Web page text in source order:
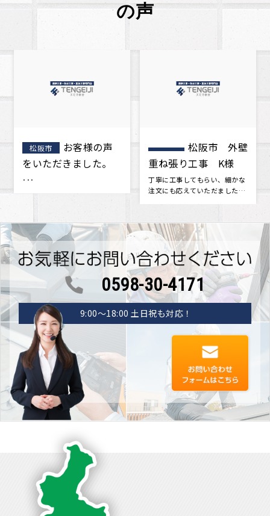
の声
松阪市 外壁
重ね張り工事 K様
丁寧に工事してもらい、細かな
松阪市
松阪市 屋
根工事 葺き替え工
事 A様邸
今回築年数が15年をすぎ、一度
点検をした方がいいかもしれな
0598-30-4171
9:00〜18:00 土日祝も対応！